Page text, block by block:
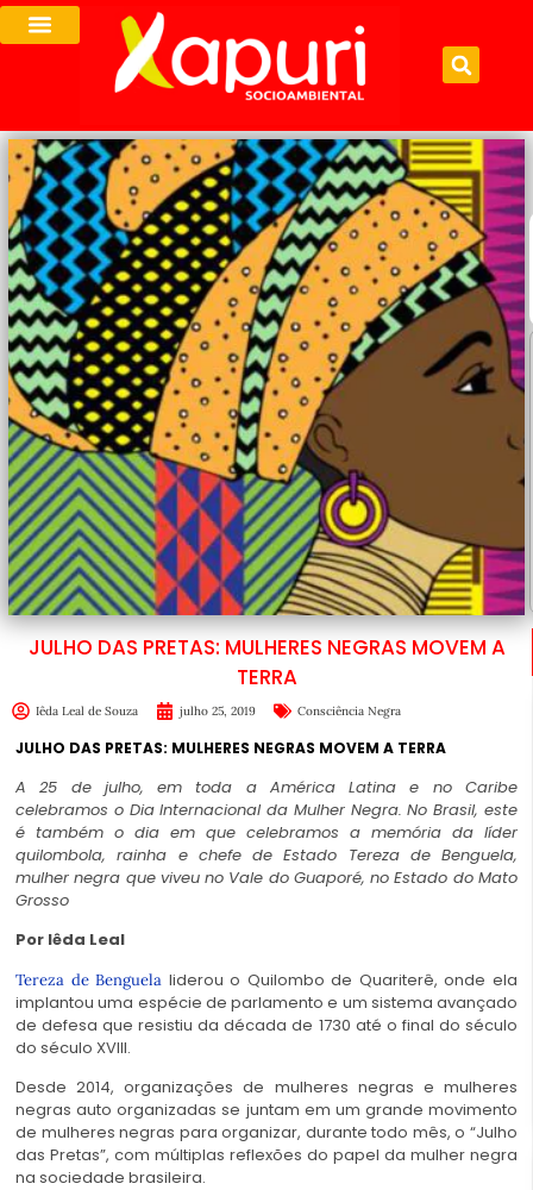
JULHO DAS PRETAS: MULHERES NEGRAS MOVEM A
TERRA
Iêda Leal de Souza julho 25, 2019 Consciência Negra
JULHO DAS PRETAS: MULHERES NEGRAS MOVEM A TERRA
A 25 de julho, em toda a América Latina e no Caribe
celebramos o Dia Internacional da Mulher Negra. No Brasil, este
é também o dia em que celebramos a memória da líder
quilombola, rainha e chefe de Estado Tereza de Benguela,
mulher negra que viveu no Vale do Guaporé, no Estado do Mato
Grosso
Por Iêda Leal
Tereza de Benguela liderou o Quilombo de Quariterê, onde ela
implantou uma espécie de parlamento e um sistema avançado
de defesa que resistiu da década de 1730 até o final do século
do século XVIII.
Desde 2014, organizações de mulheres negras e mulheres
negras auto organizadas se juntam em um grande movimento
de mulheres negras para organizar, durante todo mês, o “Julho
das Pretas”, com múltiplas reflexões do papel da mulher negra
na sociedade brasileira.